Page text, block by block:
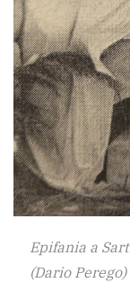
Epifania a
(Dario